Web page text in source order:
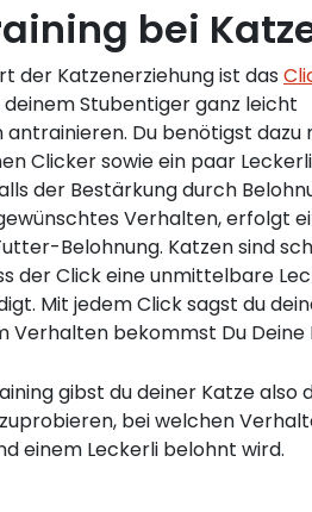
bei
der Katzenerziehung ist das
Stubentiger ganz leicht
Du benötigst dazu
Clicker sowie ein paar
der Bestärkung durch
Verhalten, erfolgt
Belohnung. Katzen sind
der Click eine unmittelbare
Mit jedem Click sagst du
Verhalten bekommst Du Deine
gibst du deiner Katze also
bei welchen
einem Leckerli belohnt wird.